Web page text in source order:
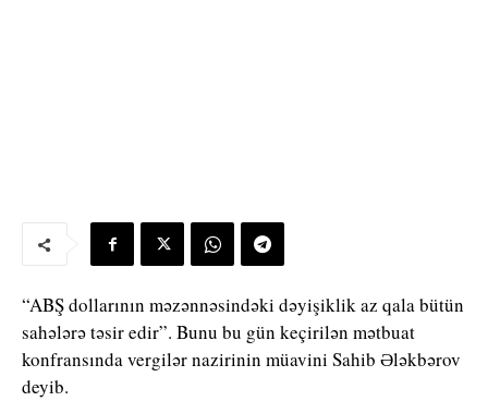
“ABŞ dollarının məzənnəsindəki dəyişiklik az qala bütün
sahələrə təsir edir”. Bunu bu gün keçirilən mətbuat
konfransında vergilər nazirinin müavini Sahib Ələkbərov
deyib.